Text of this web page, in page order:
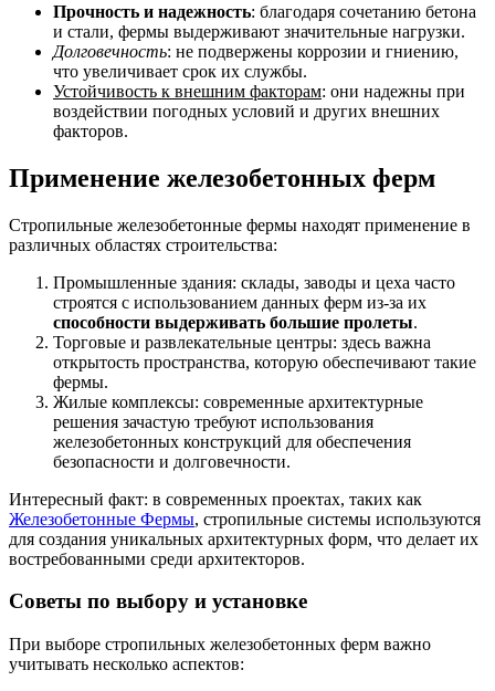
Прочность и надежность: благодаря сочетанию бетона
и стали, фермы выдерживают значительные нагрузки.
Долговечность: не подвержены коррозии и гниению,
что увеличивает срок их службы.
Устойчивость к внешним факторам: они надежны при
воздействии погодных условий и других внешних
факторов.
Применение железобетонных ферм
Стропильные железобетонные фермы находят применение в
различных областях строительства:
Промышленные здания: склады, заводы и цеха часто
строятся с использованием данных ферм из-за их
способности выдерживать большие пролеты.
Торговые и развлекательные центры: здесь важна
открытость пространства, которую обеспечивают такие
фермы.
Жилые комплексы: современные архитектурные
решения зачастую требуют использования
железобетонных конструкций для обеспечения
безопасности и долговечности.
Интересный факт: в современных проектах, таких как
Железобетонные Фермы, стропильные системы используются
для создания уникальных архитектурных форм, что делает их
востребованными среди архитекторов.
Советы по выбору и установке
При выборе стропильных железобетонных ферм важно
учитывать несколько аспектов: